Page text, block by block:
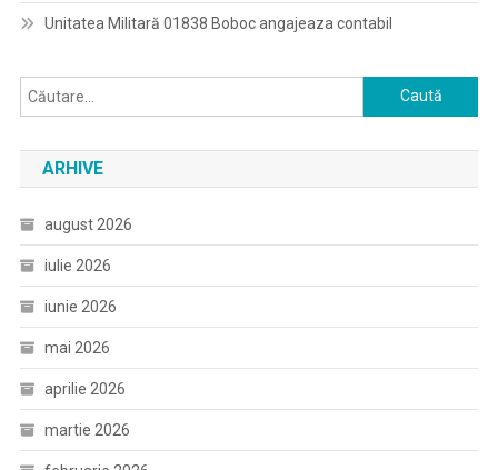
Unitatea Militară 01838 Boboc angajeaza contabil
Caută
după:
ARHIVE
august 2026
iulie 2026
iunie 2026
mai 2026
aprilie 2026
martie 2026